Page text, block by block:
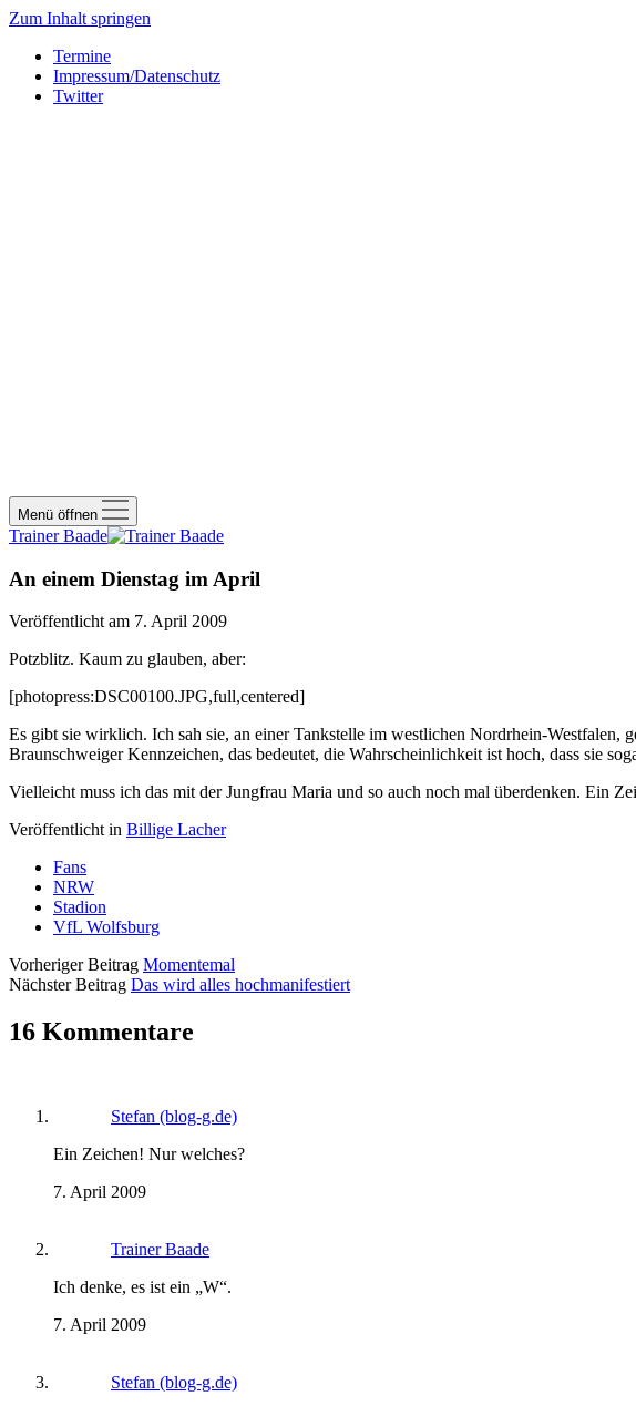
Zum Inhalt springen
Termine
Impressum/Datenschutz
Twitter
Menü öffnen
Trainer Baade
An einem Dienstag im April
Veröffentlicht am 7. April 2009
Potzblitz. Kaum zu glauben, aber:
[photopress:DSC00100.JPG,full,centered]
Es gibt sie wirklich. Ich sah sie, an einer Tankstelle im westlichen Nordrhein-
Braunschweiger Kennzeichen, das bedeutet, die Wahrscheinlichkeit ist hoch, dass sie
Vielleicht muss ich das mit der Jungfrau Maria und so auch noch mal überdenken. Ein
Veröffentlicht in Billige Lacher
Fans
NRW
Stadion
VfL Wolfsburg
Vorheriger Beitrag Momentemal
Nächster Beitrag Das wird alles hochmanifestiert
16 Kommentare
Stefan (blog-g.de)
Ein Zeichen! Nur welches?
7. April 2009
Trainer Baade
Ich denke, es ist ein „W“.
7. April 2009
Stefan (blog-g.de)